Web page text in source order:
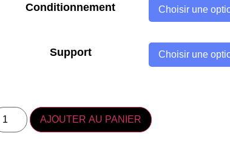
Conditionnement
Support
AJOUTER AU PANIER